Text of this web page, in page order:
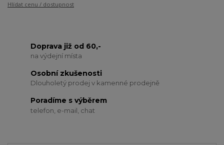
Hlídat cenu / dostupnost
Doprava již od 60,-
na výdejní místa
Osobní zkušenosti
Dlouholetý prodej v kamenné prodejně
Poradíme s výběrem
telefon, e-mail, chat